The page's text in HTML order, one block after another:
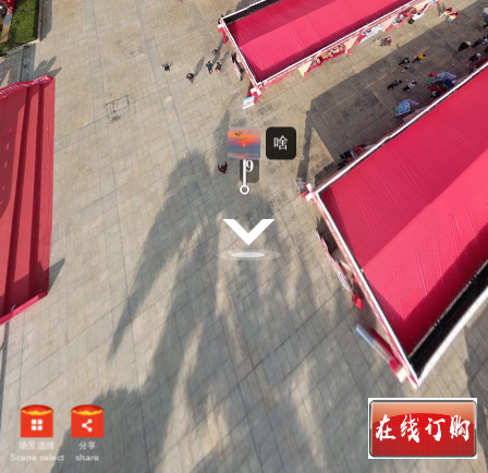
啥
场景选择
Scene select
分享
share